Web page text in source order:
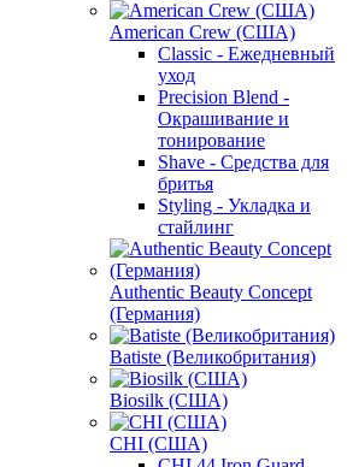
American Crew (США)
Classic - Ежедневный
уход
Precision Blend -
Окрашивание и
тонирование
Shave - Средства для
бритья
Styling - Укладка и
стайлинг
Authentic Beauty Concept
(Германия)
Batiste (Великобритания)
Biosilk (США)
CHI (США)